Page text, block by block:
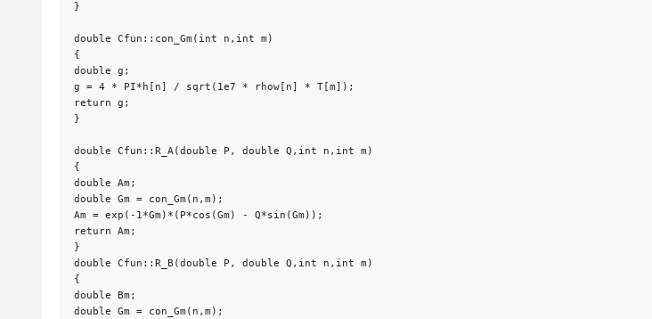
}
double Cfun::con_Gm(int n,int m)
{
double g;
g = 4 * PI*h[n] / sqrt(1e7 * rhow[n] * T[m]);
return g;
}
double Cfun::R_A(double P, double Q,int n,int m)
{
double Am;
double Gm = con_Gm(n,m);
Am = exp(-1*Gm)*(P*cos(Gm) - Q*sin(Gm));
return Am;
}
double Cfun::R_B(double P, double Q,int n,int m)
{
double Bm;
double Gm = con_Gm(n,m);